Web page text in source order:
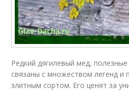
Редкий дягилевый мед,
связаны с множеством легенд и
элитным сортом. Его ценят за